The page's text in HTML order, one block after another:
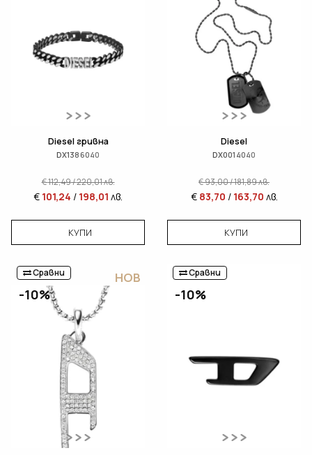
Diesel гривна
DX1386040
€112,49/220,01лв.
€ 101,24 / 198,01 лв.
КУПИ
Diesel
DX0014040
€93,00/181,89лв.
€ 83,70 / 163,70 лв.
КУПИ
Сравни
-10%
НОВ Сравни
-10%